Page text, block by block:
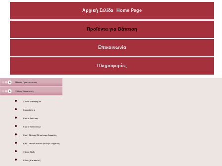
Αρχική Σελίδα Home Page
Προϊόντα για Βάπτιση
Επικοινωνία
Πληροφορίες
Μάσκες Προστατευτικές
Ξύλινες Κατασκευές
Ξύλινα Διακοσμητικά
Κουκλόσπιτα
Κουτιά Βάπτισης
Κουτιά Καλλυντικών
Κουτί βάπτισης Ντυμένο με Δερματίνη
Κουτί καλλυντικών Ντυμένο με Δερματίνη
Ξύλινα Sticks
Ειδικές Κατασκευές